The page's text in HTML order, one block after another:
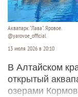
Аквапарк "Лава". Яровое.
@yarovoe_official
13 июля 2026 в 20:10
В Алтайском
открытый
озерами